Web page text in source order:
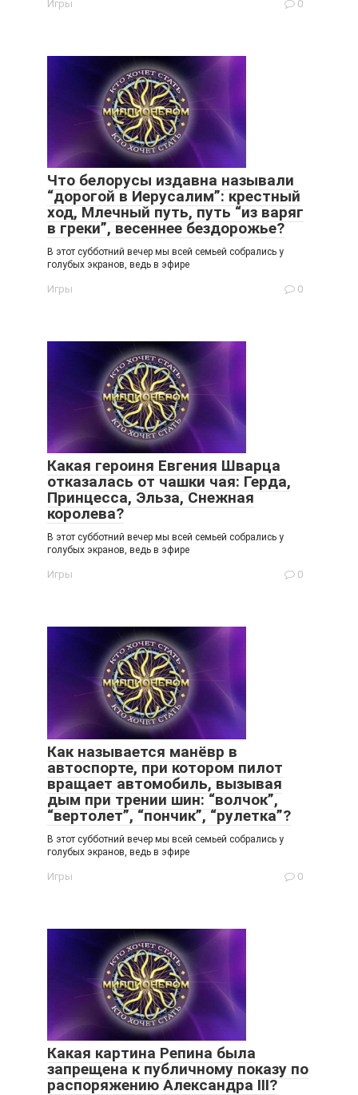
Игры 0
Что белорусы издавна называли
“дорогой в Иерусалим”: крестный
ход, Млечный путь, путь “из варяг
в греки”, весеннее бездорожье?
В этот субботний вечер мы всей семьей собрались у
голубых экранов, ведь в эфире
Игры 0
Какая героиня Евгения Шварца
отказалась от чашки чая: Герда,
Принцесса, Эльза, Снежная
королева?
В этот субботний вечер мы всей семьей собрались у
голубых экранов, ведь в эфире
Игры 0
Как называется манёвр в
автоспорте, при котором пилот
вращает автомобиль, вызывая
дым при трении шин: “волчок”,
“вертолет”, “пончик”, “рулетка”?
В этот субботний вечер мы всей семьей собрались у
голубых экранов, ведь в эфире
Игры 0
Какая картина Репина была
запрещена к публичному показу по
распоряжению Александра III?